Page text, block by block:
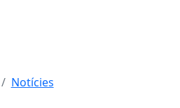
Notícies